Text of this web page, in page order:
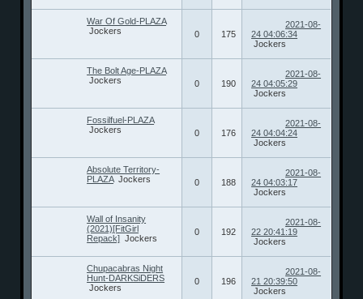
War Of Gold-PLAZA
Jockers
0 175
2021-08-
24 04:06:34
Jockers
The Bolt Age-PLAZA
Jockers
0 190
2021-08-
24 04:05:29
Jockers
Fossilfuel-PLAZA
Jockers
0 176
2021-08-
24 04:04:24
Jockers
Absolute Territory-
PLAZA Jockers 0 188
2021-08-
24 04:03:17
Jockers
Wall of Insanity
(2021)[FitGirl
Repack] Jockers
0 192
2021-08-
22 20:41:19
Jockers
Chupacabras Night
Hunt-DARKSiDERS
Jockers
0 196
2021-08-
21 20:39:50
Jockers